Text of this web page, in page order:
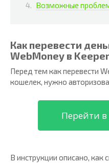
Возможные
Как перевести
WebMoney в
Перед тем как перевести
кошелек, нужно
Перейти в
В инструкции описано, как